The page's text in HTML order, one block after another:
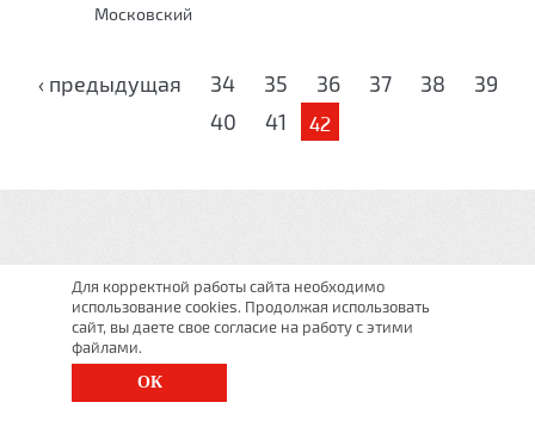
Московский
‹ предыдущая 34 35 36 37 38
39
40
41 42
Для корректной работы сайта необходимо
использование cookies. Продолжая использовать
сайт, вы даете свое согласие на работу с этими
файлами.
ОК